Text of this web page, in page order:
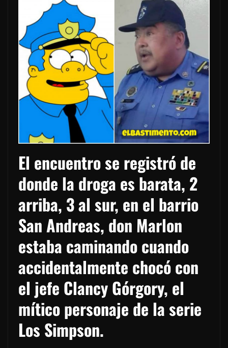
El encuentro se registró de
donde la droga es barata, 2
arriba, 3 al sur, en el barrio
San Andreas, don Marlon
estaba caminando cuando
accidentalmente chocó con
el jefe Clancy Górgory, el
mítico personaje de la serie
Los Simpson.